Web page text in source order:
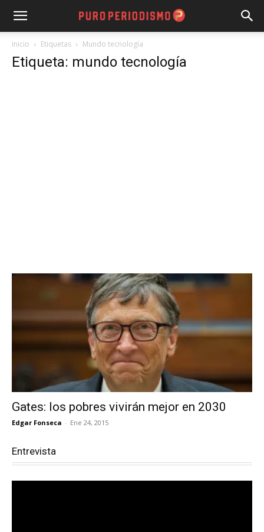
Inicio Etiquetas Mundo tecnología
Etiqueta: mundo tecnología
Gates: los pobres vivirán mejor en 2030
Edgar Fonseca - Ene 24, 2015
Entrevista